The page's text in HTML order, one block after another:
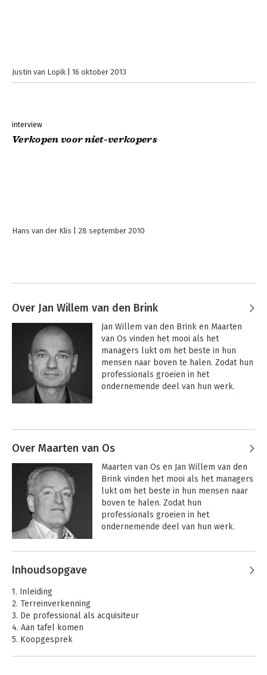
Justin van Lopik 16 oktober 2013
interview
Verkopen voor niet-verkopers
Hans van der Klis 28 september 2010
Over Jan Willem van den Brink
Jan Willem van den Brink en Maarten
van Os vinden het mooi als het
managers lukt om het beste in hun
mensen naar boven te halen. Zodat hun
professionals groeien in het
ondernemende deel van hun werk.
De afgelopen jaren mochten ze samen
duizenden inhoudelijk sterke
professionals en hun leiders helpen bij
het vinden en tevreden houden van
opdrachtgevers.
Opdrachtgever
gezocht
Over Maarten van Os
Maarten van Os en Jan Willem van den
Brink vinden het mooi als het managers
lukt om het beste in hun mensen naar
boven te halen. Zodat hun
professionals groeien in het
ondernemende deel van hun werk.
met opdrachtgevers en collega’s, en de
duizenden inhoudelijk sterke
professionals en hun leiders helpen bij
Andere boeken door Maarten van
Os
Inhoudsopgave
1. Inleiding
2. Terreinverkenning
3. De professional als acquisiteur
4. Aan tafel komen
5. Koopgesprek